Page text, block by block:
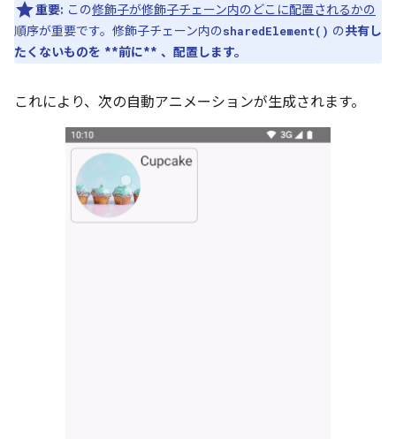
重要: この修飾子が修飾子チェーン内のどこに配置されるかの
順序が重要です。修飾子チェーン内のsharedElement() の共有し
たくないものを **前に** 、配置します。
これにより、次の自動アニメーションが生成されます。